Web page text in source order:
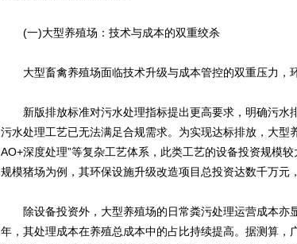
(一)大型养殖场：技术与成本的双重绞杀
大型畜禽养殖场面临技术升级与成本管控的双重压力，环
新版排放标准对污水处理指标提出更高要求，明确污水
污水处理工艺已无法满足合规需求。为实现达标排放，大型
AO+深度处理”等复杂工艺体系，此类工艺的设备投资规模
规模猪场为例，其环保设施升级改造项目总投资达数千万元
除设备投资外，大型养殖场的日常粪污处理运营成本亦
年，其处理成本在养殖总成本中的占比持续提高。据测算，